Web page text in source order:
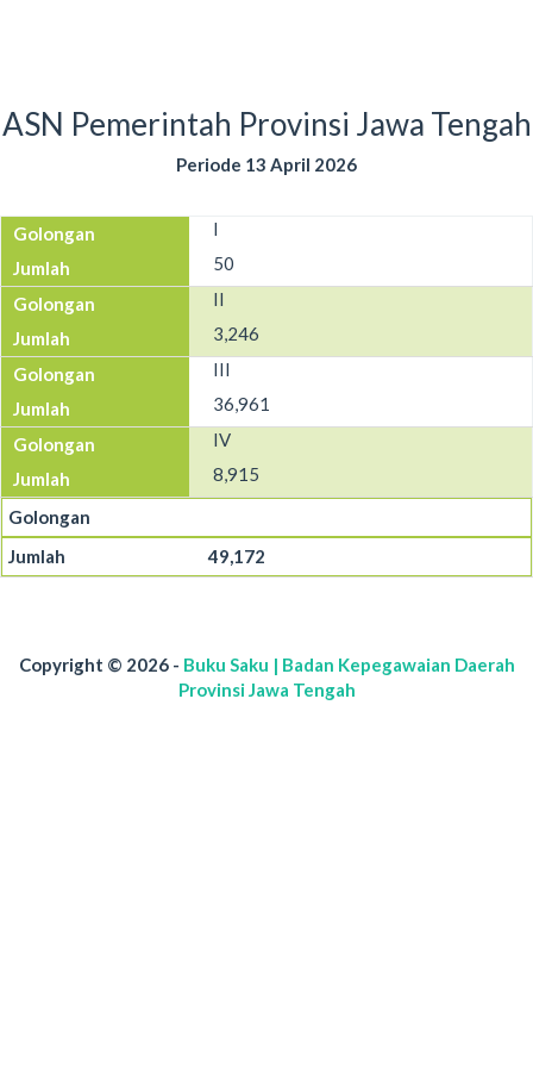
ASN Pemerintah Provinsi Jawa Tengah
Periode 13 April 2026
I
50
II
3,246
III
36,961
IV
8,915
49,172
Copyright © 2026 - Buku Saku | Badan Kepegawaian Daerah
Provinsi Jawa Tengah